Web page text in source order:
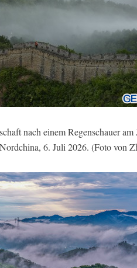
nach einem Regenschauer
6. Juli 2026. (Foto von